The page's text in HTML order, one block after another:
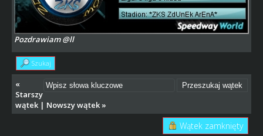
Pozdrawiam @ll
Szukaj
«
Starszy
wątek| Nowszy wątek»
Wątek zamknięty